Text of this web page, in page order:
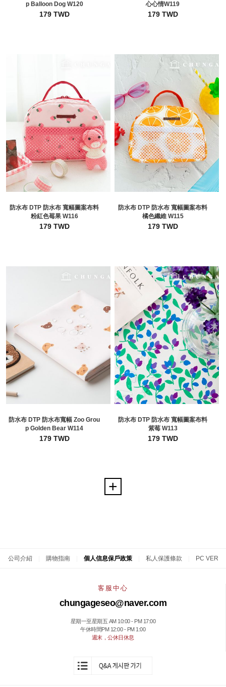
p Balloon Dog W120
179 TWD
心心情W119
179 TWD
防水布 DTP 防水布 寬幅圖案布料
粉紅色莓果 W116
179 TWD
防水布 DTP 防水布 寬幅圖案布料
橘色纖維 W115
179 TWD
防水布 DTP 防水布寬幅 Zoo Grou
p Golden Bear W114
179 TWD
防水布 DTP 防水布 寬幅圖案布料
紫莓 W113
179 TWD
公司介紹 購物指南 個人信息保戶政策 私人保護條款 PC VER
客服中心
chungageseo@naver.com
星期一至星期五 AM 10:00 - PM 17:00
午休時間PM 12:00 - PM 1:00
週末，公休日休息